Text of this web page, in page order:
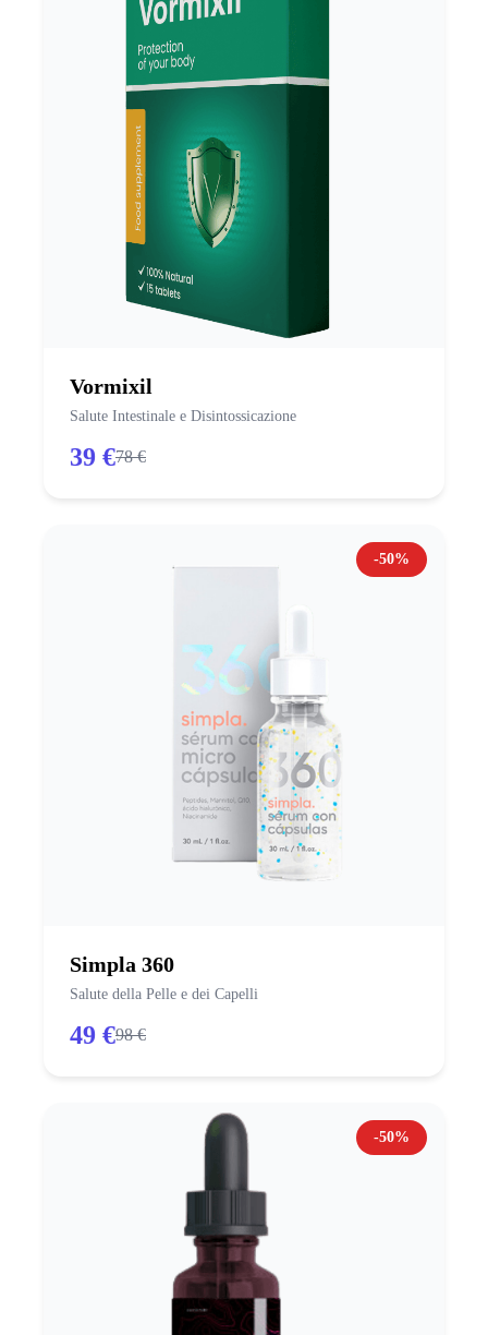
Vormixil
Salute Intestinale e Disintossicazione
39 €78 €
-50%
Simpla 360
Salute della Pelle e dei Capelli
49 €98 €
-50%